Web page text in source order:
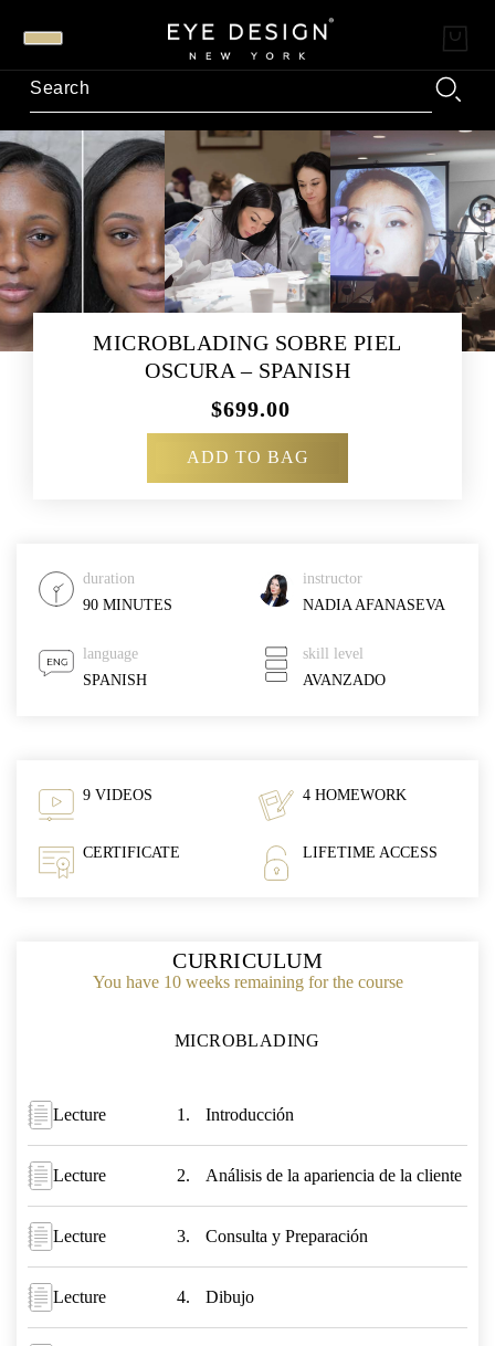
MICROBLADING SOBRE PIEL
OSCURA – SPANISH
$699.00
ADD TO BAG
duration
90 MINUTES
instructor
NADIA AFANASEVA
language
SPANISH
skill level
AVANZADO
9 VIDEOS 4 HOMEWORK
CERTIFICATE LIFETIME ACCESS
CURRICULUM
You have 10 weeks remaining for the course
MICROBLADING
Lecture Introducción
Lecture Análisis de la apariencia de la cliente
Lecture Consulta y Preparación
Lecture Dibujo